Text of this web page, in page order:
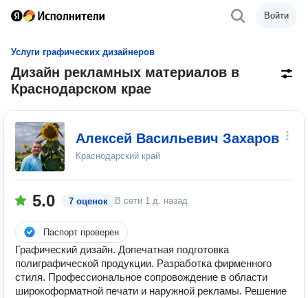
Войти
Услуги графических дизайнеров
Дизайн рекламных материалов в
Краснодарском крае
Алексей Васильевич Захаров
Краснодарский край
5.0 7 оценок В сети 1 д. назад
Паспорт проверен
Графический дизайн. Допечатная подготовка
полиграфической продукции. Разработка фирменного
стиля. Профессиональное сопровождение в области
широкоформатной печати и наружной рекламы. Решение